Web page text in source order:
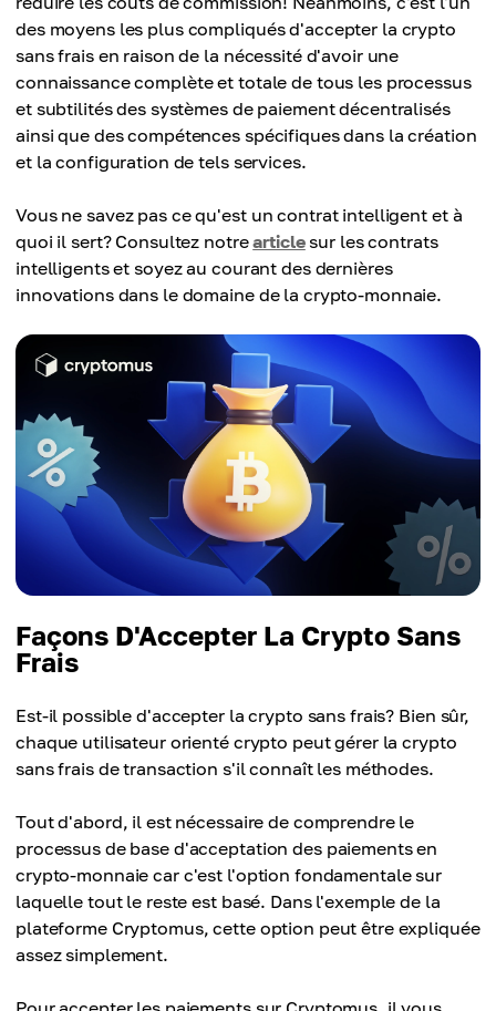
des moyens les plus compliqués d'accepter la crypto
sans frais en raison de la nécessité d'avoir une
connaissance complète et totale de tous les processus
et subtilités des systèmes de paiement décentralisés
ainsi que des compétences spécifiques dans la création
et la configuration de tels services.
Vous ne savez pas ce qu'est un contrat intelligent et à
quoi il sert? Consultez notrearticlesur les contrats
intelligents et soyez au courant des dernières
innovations dans le domaine de la crypto-monnaie.
Façons D'Accepter La Crypto Sans
Frais
Est-il possible d'accepter la crypto sans frais? Bien sûr,
chaque utilisateur orienté crypto peut gérer la crypto
sans frais de transaction s'il connaît les méthodes.
Tout d'abord, il est nécessaire de comprendre le
processus de base d'acceptation des paiements en
crypto-monnaie car c'est l'option fondamentale sur
laquelle tout le reste est basé. Dans l'exemple de la
plateforme Cryptomus, cette option peut être expliquée
assez simplement.